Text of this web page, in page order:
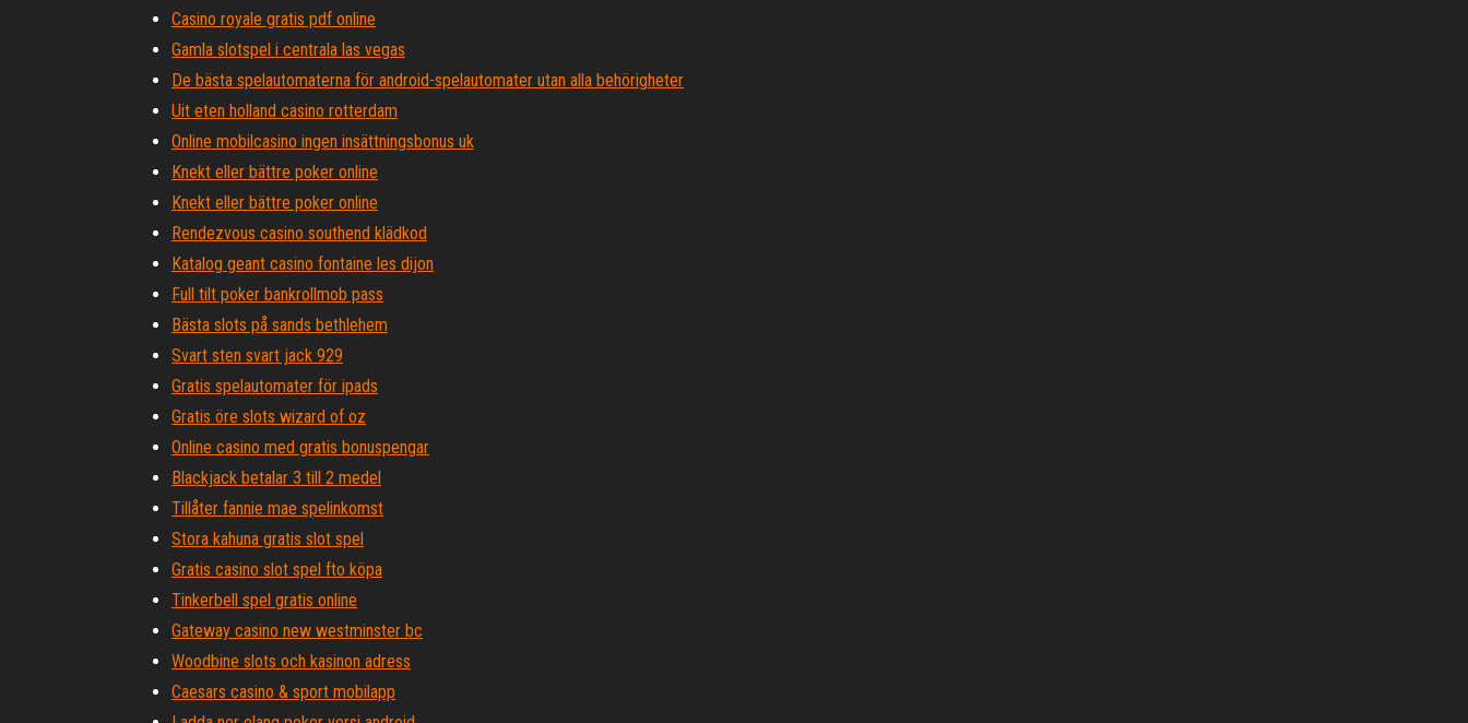
Casino royale gratis pdf online
Gamla slotspel i centrala las vegas
De bästa spelautomaterna för android-spelautomater utan alla behörigheter
Uit eten holland casino rotterdam
Online mobilcasino ingen insättningsbonus uk
Knekt eller bättre poker online
Knekt eller bättre poker online
Rendezvous casino southend klädkod
Katalog geant casino fontaine les dijon
Full tilt poker bankrollmob pass
Bästa slots på sands bethlehem
Svart sten svart jack 929
Gratis spelautomater för ipads
Gratis öre slots wizard of oz
Online casino med gratis bonuspengar
Blackjack betalar 3 till 2 medel
Tillåter fannie mae spelinkomst
Stora kahuna gratis slot spel
Gratis casino slot spel fto köpa
Tinkerbell spel gratis online
Gateway casino new westminster bc
Woodbine slots och kasinon adress
Caesars casino & sport mobilapp